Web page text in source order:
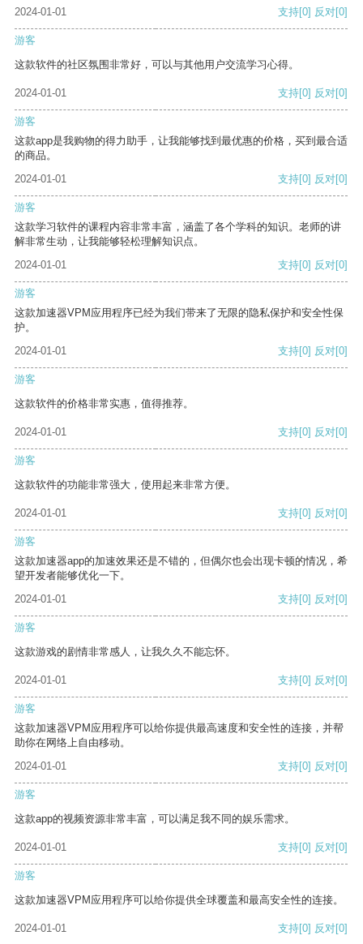
2024-01-01 支持[0] 反对[0]
游客
这款软件的社区氛围非常好，可以与其他用户交流学习心得。
2024-01-01 支持[0] 反对[0]
游客
这款app是我购物的得力助手，让我能够找到最优惠的价格，买到最合适
的商品。
2024-01-01
支持[0] 反对[0]
游客
这款学习软件的课程内容非常丰富，涵盖了各个学科的知识。老师的讲
解非常生动，让我能够轻松理解知识点。
2024-01-01
支持[0] 反对[0]
游客
这款加速器VPM应用程序已经为我们带来了无限的隐私保护和安全性保
护。
2024-01-01
支持[0] 反对[0]
游客
这款软件的价格非常实惠，值得推荐。
2024-01-01 支持[0] 反对[0]
游客
这款软件的功能非常强大，使用起来非常方便。
2024-01-01 支持[0] 反对[0]
游客
这款加速器app的加速效果还是不错的，但偶尔也会出现卡顿的情况，希
望开发者能够优化一下。
2024-01-01
支持[0] 反对[0]
游客
这款游戏的剧情非常感人，让我久久不能忘怀。
2024-01-01 支持[0] 反对[0]
游客
这款加速器VPM应用程序可以给你提供最高速度和安全性的连接，并帮
助你在网络上自由移动。
2024-01-01
支持[0] 反对[0]
游客
这款app的视频资源非常丰富，可以满足我不同的娱乐需求。
2024-01-01 支持[0] 反对[0]
游客
这款加速器VPM应用程序可以给你提供全球覆盖和最高安全性的连接。
2024-01-01 支持[0] 反对[0]